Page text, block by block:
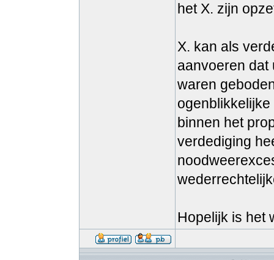
het X. zijn
X. kan als
aanvoeren dat
waren
binnen het
verdediging
Hopelijk is het